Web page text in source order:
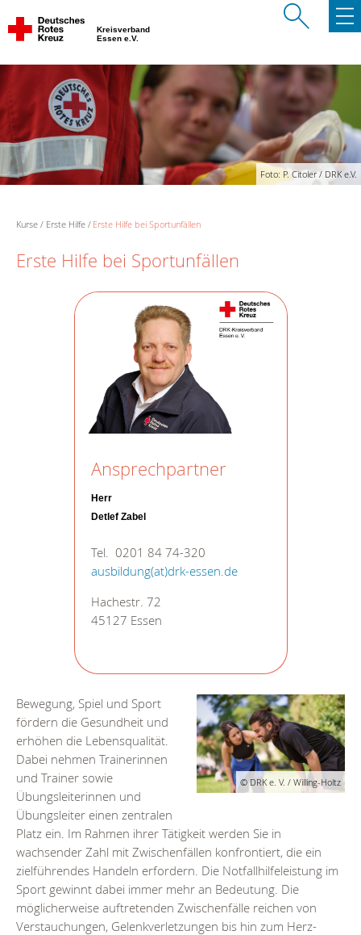
Kreisverband
Essen e.V.
Foto: P. Citoler / DRK e.V.
Kurse Erste Hilfe Erste Hilfe bei Sportunfällen
Erste Hilfe bei Sportunfällen
Ansprechpartner
Herr
Detlef Zabel
Tel. 0201 84 74-320
ausbildung(at)drk-essen.de
Hachestr. 72
45127 Essen
© DRK e. V. / Willing-Holtz
Bewegung, Spiel und Sport
fördern die Gesundheit und
erhöhen die Lebensqualität.
Dabei nehmen Trainerinnen
und Trainer sowie
Übungsleiterinnen und
Übungsleiter einen zentralen
Platz ein. Im Rahmen ihrer Tätigkeit werden Sie in
wachsender Zahl mit Zwischenfällen konfrontiert, die ein
zielführendes Handeln erfordern. Die Notfallhilfeleistung im
Sport gewinnt dabei immer mehr an Bedeutung. Die
möglicherweise auftretenden Zwischenfälle reichen von
Verstauchungen, Gelenkverletzungen bis hin zum Herz-